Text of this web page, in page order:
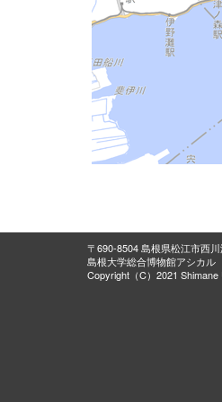
〒690-8504 島根県松江市西
島根大学総合博物館アシカル
Copyright（C）2021